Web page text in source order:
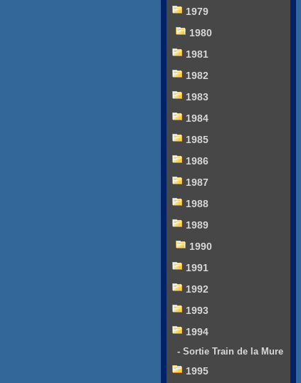
1979
1980
1981
1982
1983
1984
1985
1986
1987
1988
1989
1990
1991
1992
1993
1994
- Sortie Train de la Mure
1995